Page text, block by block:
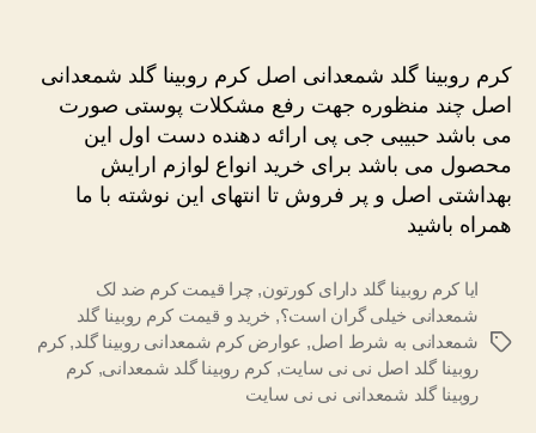
شمعدانی
اصل
تضمینی
کرم روبینا گلد شمعدانی اصل کرم روبینا گلد شمعدانی
اصل چند منظوره جهت رفع مشکلات پوستی صورت
می باشد حبیبی جی پی ارائه دهنده دست اول این
محصول می باشد برای خرید انواع لوازم ارایش
بهداشتی اصل و پر فروش تا انتهای این نوشته با ما
همراه باشید
برچسب‌ها
ایا کرم روبینا گلد دارای کورتون, چرا قیمت کرم ضد لک
شمعدانی خیلی گران است؟, خرید و قیمت کرم روبینا گلد
شمعدانی به شرط اصل, عوارض کرم شمعدانی روبینا گلد,کرم
روبینا گلد اصل نی نی سایت,کرم روبینا گلد شمعدانی,کرم
روبینا گلد شمعدانی نی نی سایت